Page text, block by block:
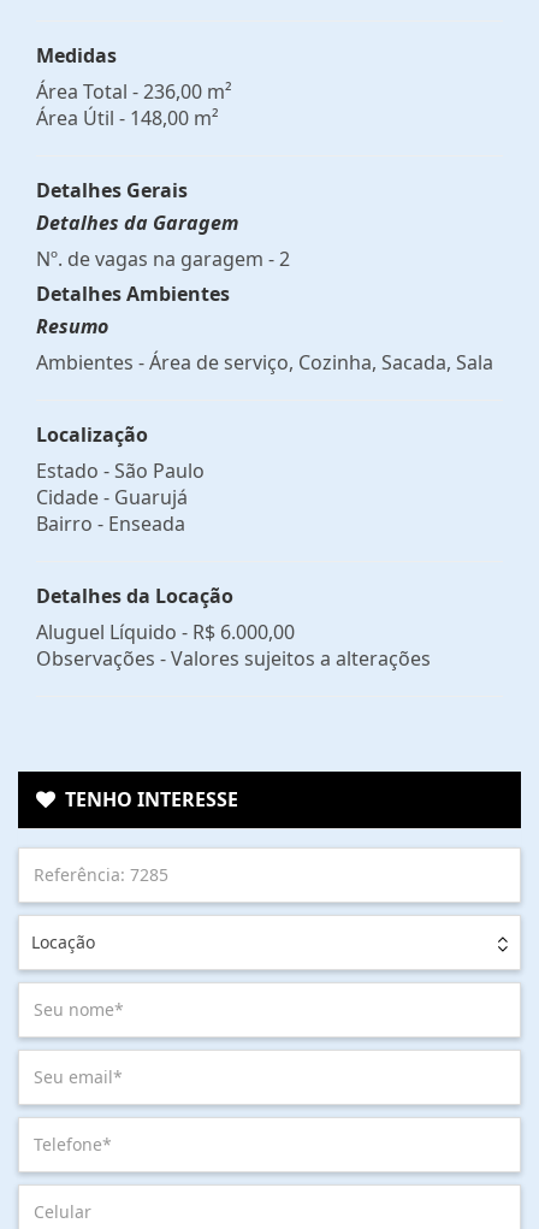
Medidas
Área Total - 236,00 m²
Área Útil - 148,00 m²
Detalhes Gerais
Detalhes da Garagem
Nº. de vagas na garagem - 2
Detalhes Ambientes
Resumo
Ambientes - Área de serviço, Cozinha, Sacada, Sala
Localização
Estado -São Paulo
Cidade - Guarujá
Bairro - Enseada
Detalhes da Locação
Aluguel Líquido - R$ 6.000,00
Observações - Valores sujeitos a alterações
TENHO INTERESSE
Locação